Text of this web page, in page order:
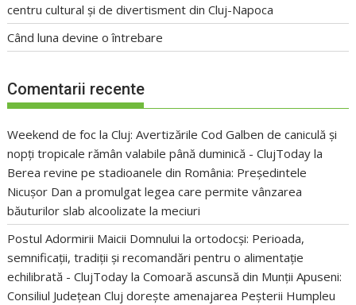
centru cultural și de divertisment din Cluj-Napoca
Când luna devine o întrebare
Comentarii recente
Weekend de foc la Cluj: Avertizările Cod Galben de caniculă și
nopți tropicale rămân valabile până duminică - ClujToday la
Berea revine pe stadioanele din România: Președintele
Nicușor Dan a promulgat legea care permite vânzarea
băuturilor slab alcoolizate la meciuri
Postul Adormirii Maicii Domnului la ortodocși: Perioada,
semnificații, tradiții și recomandări pentru o alimentație
echilibrată - ClujToday laComoară ascunsă din Munții Apuseni:
Consiliul Județean Cluj dorește amenajarea Peșterii Humpleu